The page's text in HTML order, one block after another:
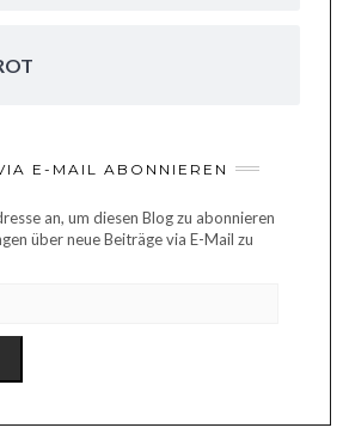
E-MAIL ABONNIEREN
an, um diesen Blog zu abonnieren
über neue Beiträge via E-Mail zu